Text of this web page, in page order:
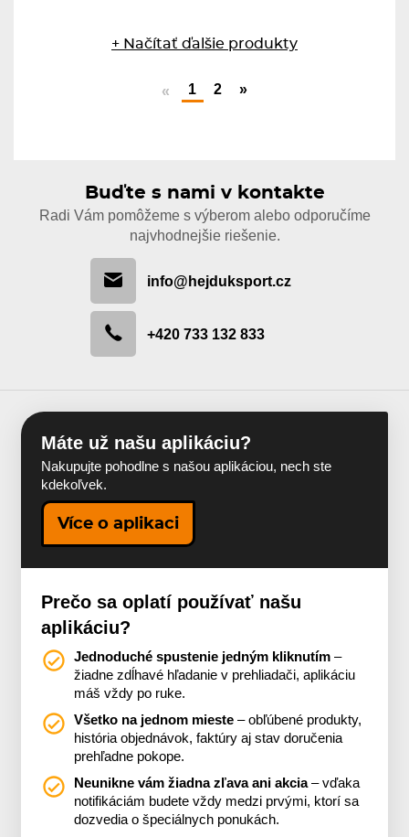
+ Načítať ďalšie produkty
« 1 2 »
Buďte s nami v kontakte
Radi Vám pomôžeme s výberom alebo odporučíme
najvhodnejšie riešenie.
info@hejduksport.cz
+420 733 132 833
Máte už našu aplikáciu?
Nakupujte pohodlne s našou aplikáciou, nech ste
kdekoľvek.
Více o aplikaci
Prečo sa oplatí používať našu
aplikáciu?
Jednoduché spustenie jedným kliknutím –
žiadne zdĺhavé hľadanie v prehliadači, aplikáciu
máš vždy po ruke.
Všetko na jednom mieste – obľúbené produkty,
história objednávok, faktúry aj stav doručenia
prehľadne pokope.
Neunikne vám žiadna zľava ani akcia– vďaka
notifikáciám budete vždy medzi prvými, ktorí sa
dozvedia o špeciálnych ponukách.